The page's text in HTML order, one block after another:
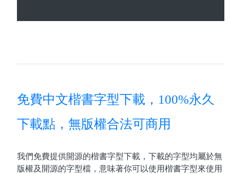
免費中文楷書字型下載，100%永久
下載點，無版權合法可商用
我們免費提供開源的楷書字型下載，下載的字型均屬於無
版權及開源的字型檔，意味著你可以使用楷書字型來使用